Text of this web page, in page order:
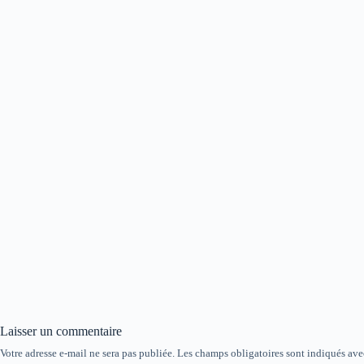
Laisser un commentaire
Votre adresse e-mail ne sera pas publiée. Les champs obligatoires sont indiqués